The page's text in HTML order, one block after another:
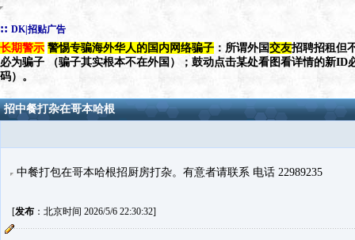
:: DK|招贴广告
长期警示 警惕专骗海外华人的国内网络骗子 ：所谓外国交友招聘招租但
必为骗子 （骗子其实根本不在外国）；鼓动点击某处看图看详情的新ID
码）。
招中餐打杂在哥本哈根
中餐打包在哥本哈根招厨房打杂。有意者请联系 电话 22989235
[发布：北京时间 2026/5/6 22:30:32]